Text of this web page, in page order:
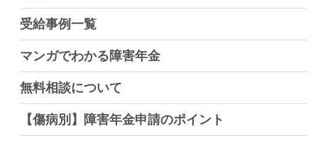
受給事例一覧
マンガでわかる障害年金
無料相談について
【傷病別】障害年金申請のポイント